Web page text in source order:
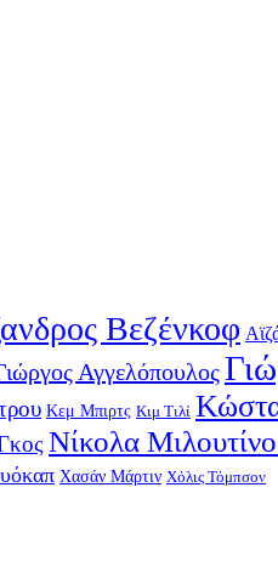
Βεζένκοφ
Αγγελόπουλος
Κεμ Μπιρτς Κιμ Τιλί
Νίκολα
Χασάν Μάρτιν Χόλις Τόμπσον